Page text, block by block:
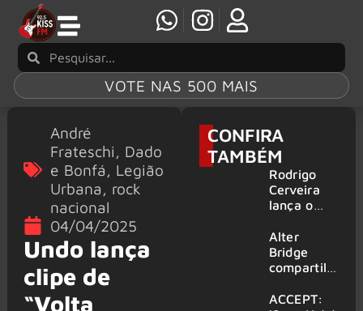
VOTE NAS 500 MAIS
André
Frateschi, Dado
e Bonfá, Legião
Urbana, rock
nacional
04/04/2025
Undo lança
clipe de
“Volta
CONFIRA
TAMBÉM
Rodrigo
Cerveira
lança o
Searcher”
Alter
Bridge
compartilh
vivo de
ACCEPT: